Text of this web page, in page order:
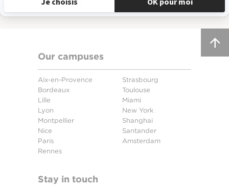
Our campuses
Aix-en-Provence
Bordeaux
Lille
Lyon
Montpellier
Nice
Paris
Rennes
Strasbourg
Toulouse
Miami
New York
Shanghai
Santander
Amsterdam
Stay in touch